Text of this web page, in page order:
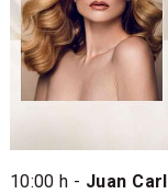
10:00 h - Juan